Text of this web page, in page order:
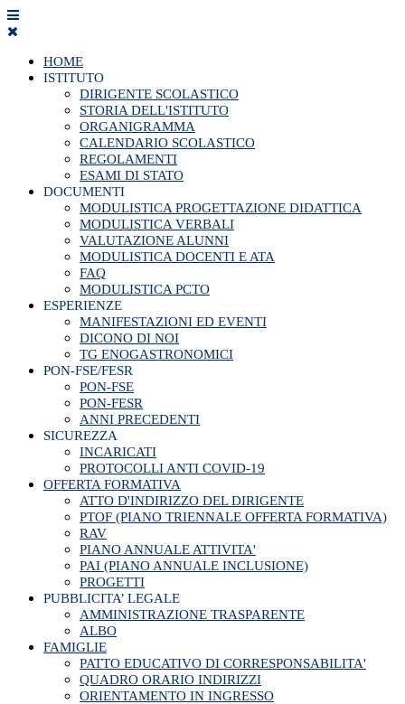
HOME
ISTITUTO
DIRIGENTE SCOLASTICO
STORIA DELL'ISTITUTO
ORGANIGRAMMA
CALENDARIO SCOLASTICO
REGOLAMENTI
ESAMI DI STATO
DOCUMENTI
MODULISTICA PROGETTAZIONE DIDATTICA
MODULISTICA VERBALI
VALUTAZIONE ALUNNI
MODULISTICA DOCENTI E ATA
FAQ
MODULISTICA PCTO
ESPERIENZE
MANIFESTAZIONI ED EVENTI
DICONO DI NOI
TG ENOGASTRONOMICI
PON-FSE/FESR
PON-FSE
PON-FESR
ANNI PRECEDENTI
SICUREZZA
INCARICATI
PROTOCOLLI ANTI COVID-19
OFFERTA FORMATIVA
ATTO D'INDIRIZZO DEL DIRIGENTE
PTOF (PIANO TRIENNALE OFFERTA FORMATIVA)
RAV
PIANO ANNUALE ATTIVITA'
PAI (PIANO ANNUALE INCLUSIONE)
PROGETTI
PUBBLICITA’ LEGALE
AMMINISTRAZIONE TRASPARENTE
ALBO
FAMIGLIE
PATTO EDUCATIVO DI CORRESPONSABILITA'
QUADRO ORARIO INDIRIZZI
ORIENTAMENTO IN INGRESSO